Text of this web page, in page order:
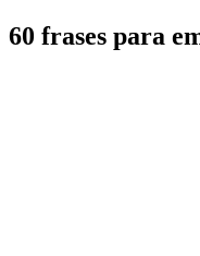
60 frases para